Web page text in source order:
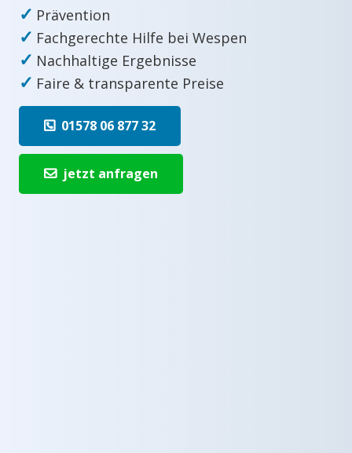
✓ Prävention
✓ Fachgerechte Hilfe bei Wespen
✓ Nachhaltige Ergebnisse
✓ Faire & transparente Preise
01578 06 877 32
jetzt anfragen